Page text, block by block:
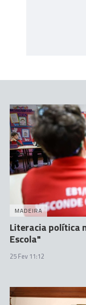
MADEIRA
Literacia política
Escola"
25 Fev 11:12